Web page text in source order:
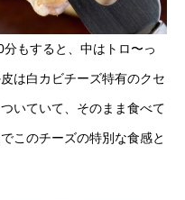
もすると、中はトロ〜っ
は白カビチーズ特有のクセ
いていて、そのまま食べて
このチーズの特別な食感と